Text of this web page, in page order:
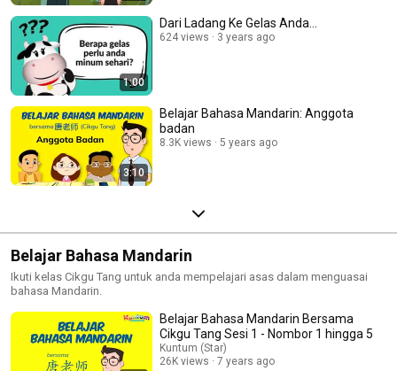
1:00
Dari Ladang Ke Gelas Anda...
624 views 3 years ago
3:10
Belajar Bahasa Mandarin: Anggota
badan
8.3K views 5 years ago
Belajar Bahasa Mandarin
Ikuti kelas Cikgu Tang untuk anda mempelajari asas dalam menguasai
bahasa Mandarin.
Belajar Bahasa Mandarin Bersama
Cikgu Tang Sesi 1 - Nombor 1 hingga 5
Kuntum (Star)
26K views
7 years ago